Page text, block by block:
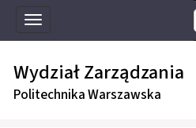
Toggle
navigation
Wydział Zarządzania
Politechnika Warszawska